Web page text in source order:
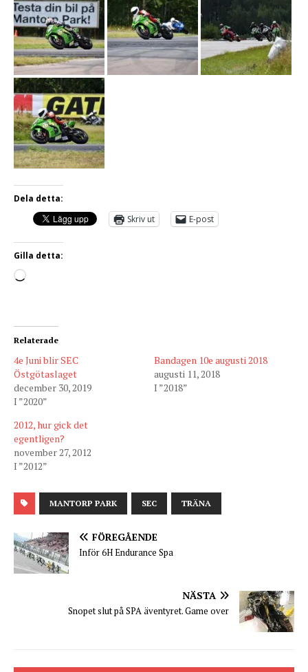
Dela detta:
Skriv ut
E-post
Gilla detta:
Relaterade
4e Juni blir SEC
Östgötaslaget
december 30, 2019
I ”2020”
Bandagen 10e augusti 2018
augusti 11, 2018
I ”2018”
2012, hur gick det
egentligen?
november 27, 2012
I ”2012”
MANTORP PARK SEC TRÄNA
FÖREGÅENDE
Inför 6H Endurance Spa
NÄSTA
Snopet slut på SPA äventyret. Game over